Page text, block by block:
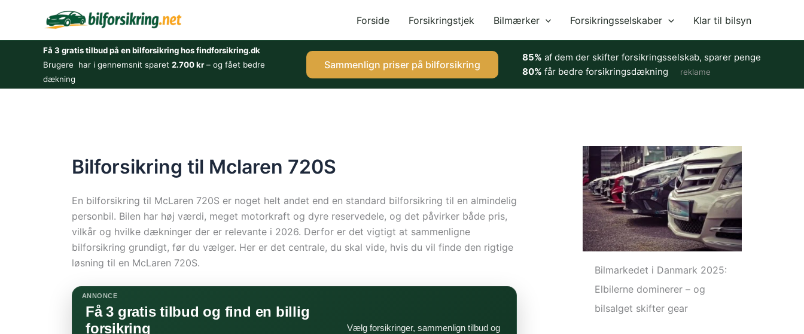
indholdet
Forside Forsikringstjek Bilmærker Forsikringsselskaber Klar til bilsyn
Få 3 gratis tilbud på en bilforsikring hos findforsikring.dk
Brugere har i gennemsnit sparet 2.700 kr– og fået bedre
dækning
Sammenlign priser på bilforsikring
85% af dem der skifter forsikringsselskab, sparer penge
80% får bedre forsikringsdækning reklame
Bilforsikring til Mclaren 720S
En bilforsikring til McLaren 720S er noget helt andet end en standard bilforsikring til en almindelig
personbil. Bilen har høj værdi, meget motorkraft og dyre reservedele, og det påvirker både pris,
vilkår og hvilke dækninger der er relevante i 2026. Derfor er det vigtigt at sammenligne
bilforsikring grundigt, før du vælger. Her er det centrale, du skal vide, hvis du vil finde den rigtige
løsning til en McLaren 720S.
ANNONCE
Få 3 gratis tilbud og find en billig
forsikring
Vælg forsikringer, sammenlign tilbud og
Bilmarkedet i Danmark 2025:
Elbilerne dominerer – og
bilsalget skifter gear